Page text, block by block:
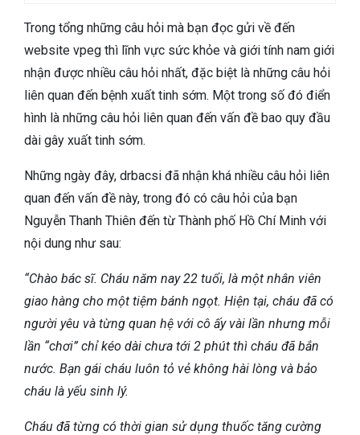
Trong tổng những câu hỏi mà bạn đọc gửi về đến
website vpeg thì lĩnh vực sức khỏe và giới tính nam giới
nhận được nhiều câu hỏi nhất, đặc biệt là những câu hỏi
liên quan đến bệnh xuất tinh sớm. Một trong số đó điển
hình là những câu hỏi liên quan đến vấn đề bao quy đầu
dài gây xuất tinh sớm.
Những ngày đây, drbacsi đã nhận khá nhiều câu hỏi liên
quan đến vấn đề này, trong đó có câu hỏi của bạn
Nguyễn Thanh Thiên đến từ Thành phố Hồ Chí Minh với
nội dung như sau:
“Chào bác sĩ. Cháu năm nay 22 tuổi, là một nhân viên
giao hàng cho một tiệm bánh ngọt. Hiện tại, cháu đã có
người yêu và từng quan hệ với cô ấy vài lần nhưng mỗi
lần “chơi” chỉ kéo dài chưa tới 2 phút thì cháu đã bắn
nước. Bạn gái cháu luôn tỏ vẻ không hài lòng và bảo
cháu là yếu sinh lý.
Cháu đã từng có thời gian sử dụng thuốc tăng cường